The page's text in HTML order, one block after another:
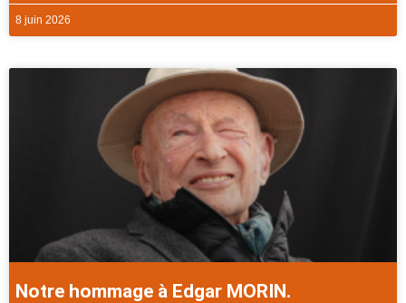
8 juin 2026
Notre hommage à Edgar MORIN.